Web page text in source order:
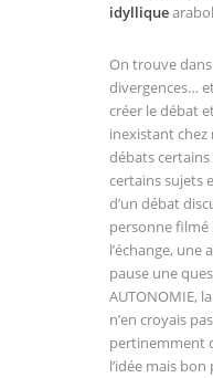
idyllique
On trouve
divergences…
créer le débat
inexistant chez
débats
certains sujets
d’un débat
personne filmé
l’échange, une
pause une
AUTONOMIE,
n’en croyais
pertinemment
l’idée mais bon